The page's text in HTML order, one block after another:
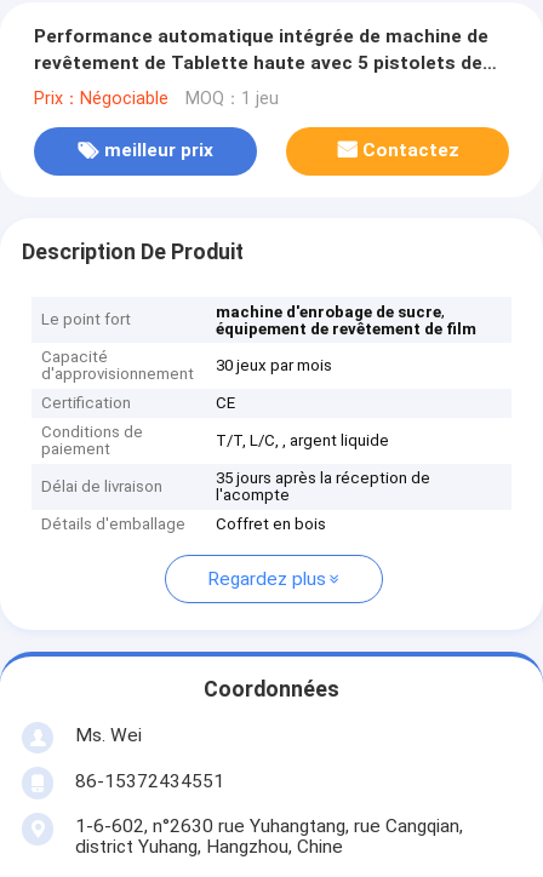
Performance automatique intégrée de machine de
revêtement de Tablette haute avec 5 pistolets de
pulvérisation
Prix：Négociable MOQ：1 jeu
meilleur prix Contactez
Description De Produit
Le point fort machine d'enrobage de sucre,
équipement de revêtement de film
Capacité
d'approvisionnement
30 jeux par mois
Certification
CE
Conditions de
paiement
T/T, L/C, , argent liquide
Délai de livraison
35 jours après la réception de
l'acompte
Détails d'emballage
Coffret en bois
Regardez plus
Coordonnées
Ms. Wei
86-15372434551
1-6-602, n°2630 rue Yuhangtang, rue Cangqian,
district Yuhang, Hangzhou, Chine